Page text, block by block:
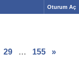
Oturum Aç
29 … 155 »